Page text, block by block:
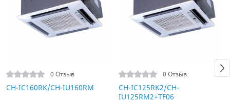
0 Отзыв
CH-IC160RK/CH-IU160RM
0 Отзыв
CH-IC125RK2/CH-
IU125RM2+TF06